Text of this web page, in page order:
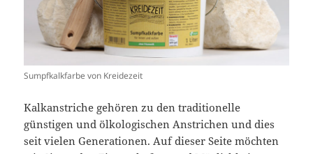
Sumpfkalkfarbe von Kreidezeit
Kalkanstriche gehören zu den traditionelle
günstigen und ölkologischen Anstrichen und dies
seit vielen Generationen. Auf dieser Seite möchten